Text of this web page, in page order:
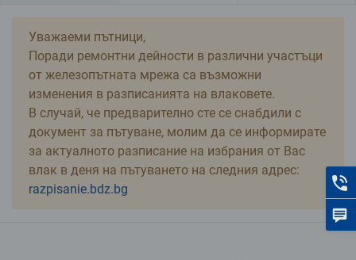
Уважаеми пътници,
Поради ремонтни дейности в различни участъци
от железопътната мрежа са възможни
изменения в разписанията на влаковете.
В случай, че предварително сте се снабдили с
документ за пътуване, молим да се информирате
за актуалното разписание на избрания от Вас
влак в деня на пътуването на следния адрес:
razpisanie.bdz.bg